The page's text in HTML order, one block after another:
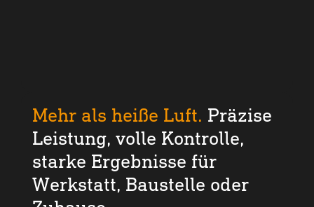
Mehr als heiße Luft. Präzise
Leistung, volle Kontrolle,
starke Ergebnisse für
Werkstatt, Baustelle oder